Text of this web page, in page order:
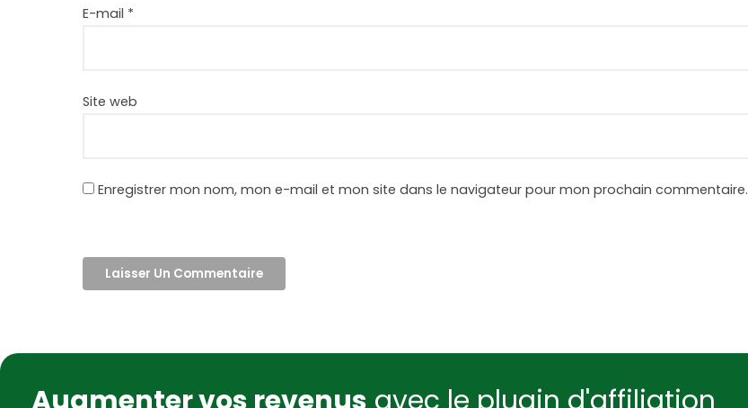
E-mail *
Site web
Enregistrer mon nom, mon e-mail et mon site dans le navigateur pour mon prochain commentaire.